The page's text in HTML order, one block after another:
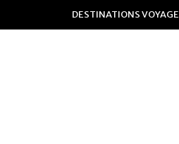
DESTINATIONS VOYAGE